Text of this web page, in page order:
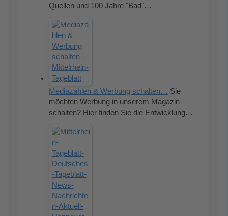
Quellen und 100 Jahre "Bad"…
Mediazahlen & Werbung schalten… Sie
möchten Werbung in unserem Magazin
schalten? Hier finden Sie die Entwicklung…